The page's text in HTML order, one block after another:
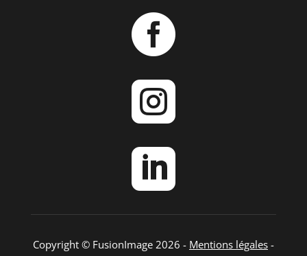



Copyright © FusionImage 2026 - Mentions légales-